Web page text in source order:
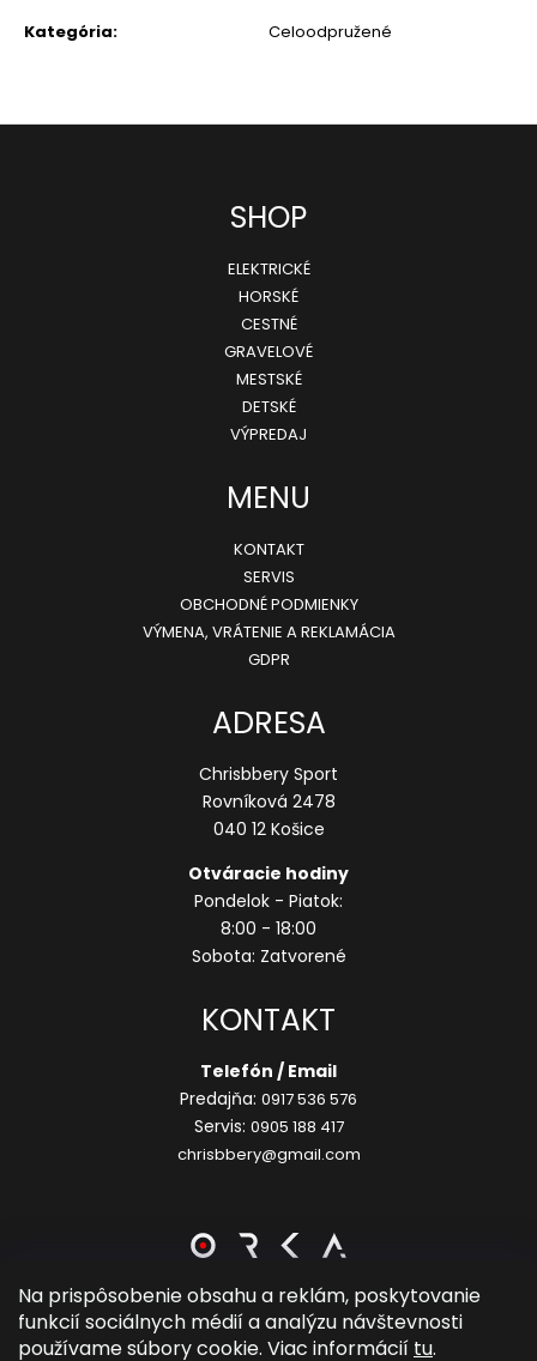
Na prispôsobenie obsahu a reklám, poskytovanie
funkcií sociálnych médií a analýzu návštevnosti
používame súbory cookie. Viac informácií tu.
Kategória: Celoodpružené
SHOP
ELEKTRICKÉ
HORSKÉ
CESTNÉ
GRAVELOVÉ
MESTSKÉ
DETSKÉ
VÝPREDAJ
MENU
KONTAKT
SERVIS
OBCHODNÉ PODMIENKY
VÝMENA, VRÁTENIE A REKLAMÁCIA
GDPR
ADRESA
Chrisbbery Sport
Rovníková 2478
040 12 Košice
Otváracie hodiny
Pondelok - Piatok:
8:00 - 18:00
Sobota: Zatvorené
KONTAKT
Telefón / Email
Predajňa: 0917 536 576
Servis: 0905 188 417
chrisbbery@gmail.com
Vytvoril Shoptet